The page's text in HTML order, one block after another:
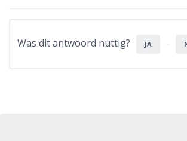
Was dit antwoord nuttig? JA